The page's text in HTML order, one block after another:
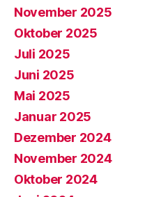
November 2025
Oktober 2025
Juli 2025
Juni 2025
Mai 2025
Januar 2025
Dezember 2024
November 2024
Oktober 2024